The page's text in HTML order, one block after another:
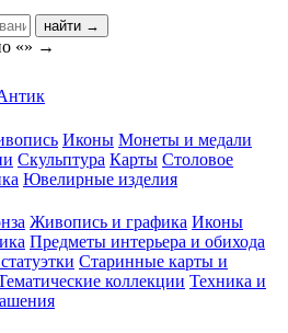
найти →
«» →
Иконы Монеты и медали
Скульптура Карты Столовое
Ювелирные изделия
Живопись и графика Иконы
Предметы интерьера и обихода
Старинные карты и
коллекции Техника и